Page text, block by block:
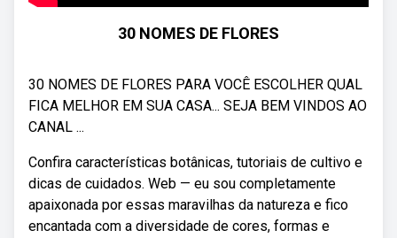
30 NOMES DE FLORES
30 NOMES DE FLORES PARA VOCÊ ESCOLHER QUAL
FICA MELHOR EM SUA CASA... SEJA BEM VINDOS AO
CANAL ...
Confira características botânicas, tutoriais de cultivo e
dicas de cuidados. Web — eu sou completamente
apaixonada por essas maravilhas da natureza e fico
encantada com a diversidade de cores, formas e